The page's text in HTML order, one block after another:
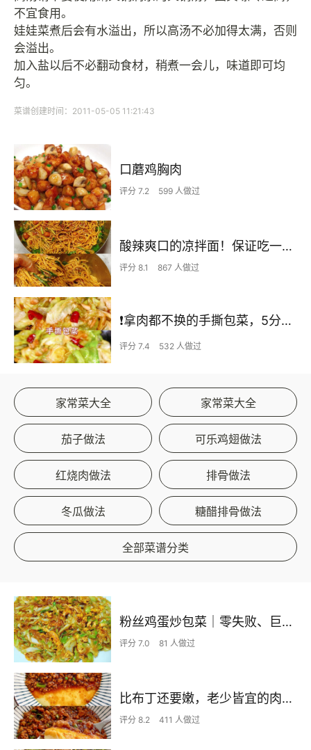
不宜食用。
娃娃菜煮后会有水溢出，所以高汤不必加得太满，否则
会溢出。
加入盐以后不必翻动食材，稍煮一会儿，味道即可均
匀。
菜谱创建时间：2011-05-05 11:21:43
口蘑鸡胸肉
评分 7.2 599 人做过
酸辣爽口的凉拌面！保证吃一次就上瘾
评分 8.1 867 人做过
❗拿肉都不换的手撕包菜，5分钟快手家常菜🔥
评分 7.4 532 人做过
家常菜大全 家常菜大全
茄子做法 可乐鸡翅做法
红烧肉做法 排骨做法
冬瓜做法 糖醋排骨做法
全部菜谱分类
粉丝鸡蛋炒包菜｜零失败、巨下饭
评分 7.0 81 人做过
比布丁还要嫩，老少皆宜的肉沫蒸蛋
评分 8.2 411 人做过